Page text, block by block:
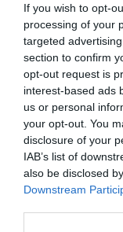
If you wish to opt-
processing of your
targeted
section to confirm
opt-out request is
interest-based ads
us or personal
your opt-out. You
disclosure of your
IAB’s list of
also be disclosed
Downstream
rendezhette